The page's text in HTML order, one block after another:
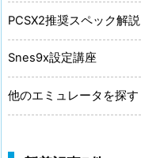
PCSX2推奨スペック解説
Snes9x設定講座
他のエミュレータを探す